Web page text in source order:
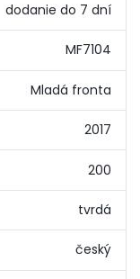
dodanie do 7 dní
MF7104
Mladá fronta
2017
200
tvrdá
český